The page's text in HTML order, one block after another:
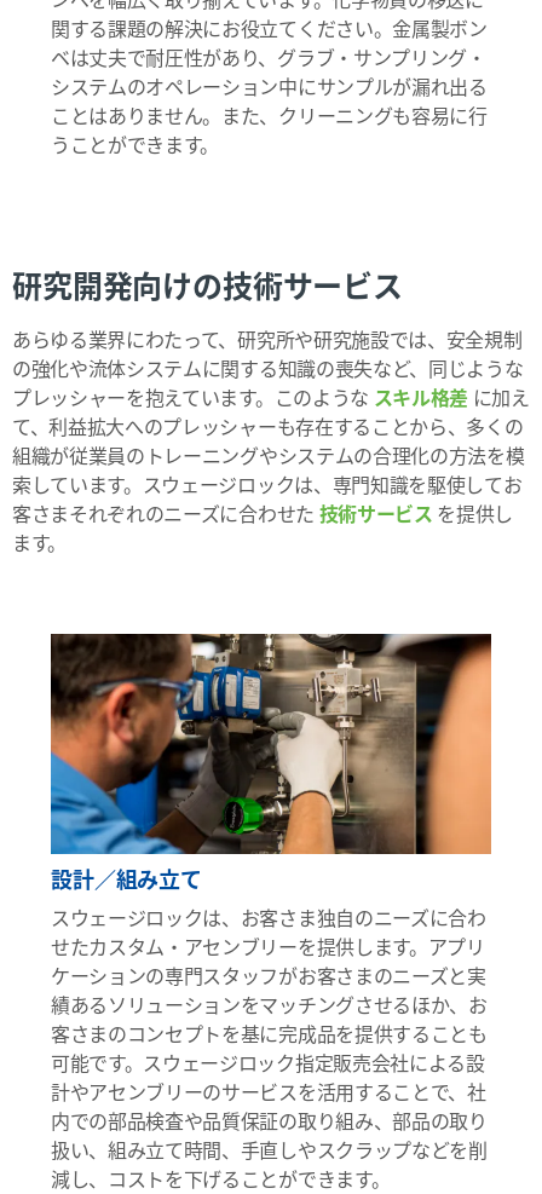
関する課題の解決にお役立てください。金属製ボン
ベは丈夫で耐圧性があり、グラブ・サンプリング・
システムのオペレーション中にサンプルが漏れ出る
ことはありません。また、クリーニングも容易に行
うことができます。
研究開発向けの技術サービス
あらゆる業界にわたって、研究所や研究施設では、安全規制
の強化や流体システムに関する知識の喪失など、同じような
プレッシャーを抱えています。このような スキル格差 に加え
て、利益拡大へのプレッシャーも存在することから、多くの
組織が従業員のトレーニングやシステムの合理化の方法を模
索しています。スウェージロックは、専門知識を駆使してお
客さまそれぞれのニーズに合わせた 技術サービス を提供し
ます。
設計／組み立て
スウェージロックは、お客さま独自のニーズに合わ
せたカスタム・アセンブリーを提供します。アプリ
ケーションの専門スタッフがお客さまのニーズと実
績あるソリューションをマッチングさせるほか、お
客さまのコンセプトを基に完成品を提供することも
可能です。スウェージロック指定販売会社による設
計やアセンブリーのサービスを活用することで、社
内での部品検査や品質保証の取り組み、部品の取り
扱い、組み立て時間、手直しやスクラップなどを削
減し、コストを下げることができます。